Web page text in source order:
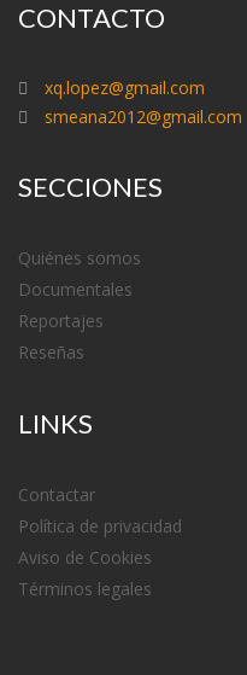
CONTACTO
xq.lopez@gmail.com
smeana2012@gmail.com
SECCIONES
Quiénes somos
Documentales
Reportajes
Reseñas
LINKS
Contactar
Política de privacidad
Aviso de Cookies
Términos legales